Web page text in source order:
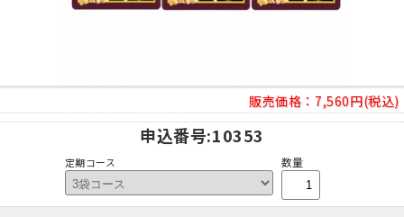
販売価格： 7,560円(税込)
申込番号:10353
定期コース 数量